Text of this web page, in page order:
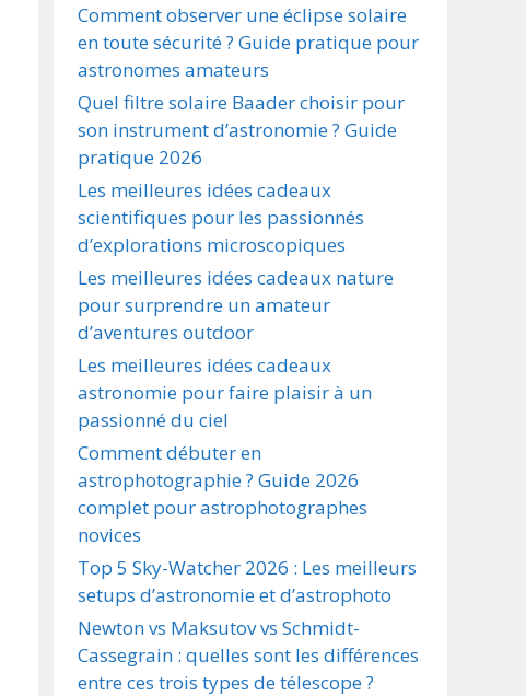
Comment observer une éclipse solaire
en toute sécurité ? Guide pratique pour
astronomes amateurs
Quel filtre solaire Baader choisir pour
son instrument d’astronomie ? Guide
pratique 2026
Les meilleures idées cadeaux
scientifiques pour les passionnés
d’explorations microscopiques
Les meilleures idées cadeaux nature
pour surprendre un amateur
d’aventures outdoor
Les meilleures idées cadeaux
astronomie pour faire plaisir à un
passionné du ciel
Comment débuter en
astrophotographie ? Guide 2026
complet pour astrophotographes
novices
Top 5 Sky-Watcher 2026 : Les meilleurs
setups d’astronomie et d’astrophoto
Newton vs Maksutov vs Schmidt-
Cassegrain : quelles sont les différences
entre ces trois types de télescope ?